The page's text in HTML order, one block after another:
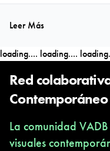
Leer Más
loading.... loading....
Red
La comunidad
visuales